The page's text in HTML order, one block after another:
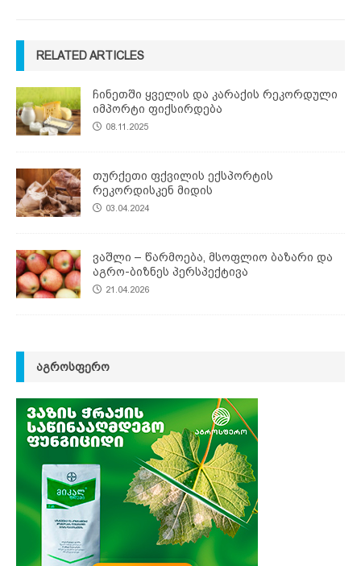
RELATED ARTICLES
ჩინეთში ყველის და კარაქის რეკორდული
იმპორტი ფიქსირდება
08.11.2025
თურქეთი ფქვილის ექსპორტის
რეკორდისკენ მიდის
03.04.2024
ვაშლი – წარმოება, მსოფლიო ბაზარი და
აგრო-ბიზნეს პერსპექტივა
21.04.2026
ᲐᲒᲠᲝᲡᲤᲔᲠᲝ